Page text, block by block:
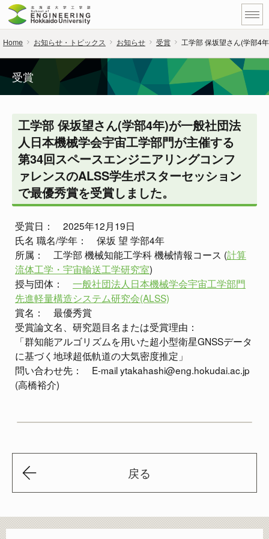
Home お知らせ・トピックス お知らせ 受賞 工学部 保坂望さん(学部4
受賞
工学部 保坂望さん(学部4年)が一般社団法
人日本機械学会宇宙工学部門が主催する
第34回スペースエンジニアリングコンフ
ァレンスのALSS学生ポスターセッション
で最優秀賞を受賞しました。
受賞日： 2025年12月19日
氏名 職名/学年： 保坂 望 学部4年
所属： 工学部 機械知能工学科 機械情報コース (計算
流体工学・宇宙輸送工学研究室)
授与団体： 一般社団法人日本機械学会宇宙工学部門
先進軽量構造システム研究会(ALSS)
賞名： 最優秀賞
受賞論文名、研究題目名または受賞理由：
「群知能アルゴリズムを用いた超小型衛星GNSSデータ
に基づく地球超低軌道の大気密度推定」
問い合わせ先： E-mail ytakahashi@eng.hokudai.ac.jp
(高橋裕介)
戻る